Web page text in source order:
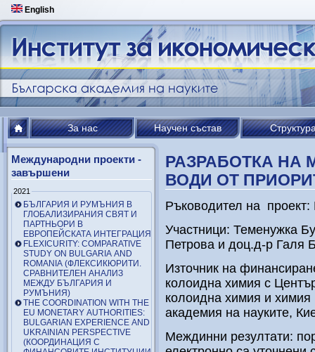
English
За нас Научен състав
Международни проекти -
завършени
2021
БЪЛГАРИЯ И РУМЪНИЯ В
ГЛОБАЛИЗИРАНИЯ СВЯТ И
ПАРТНЬОРИ В
ЕВРОПЕЙСКАТА ИНТЕГРАЦИЯ
FLEXICURITY: COMPARATIVE
STUDY ON BULGARIA AND
ROMANIA (ФЛЕКСИКЮРИТИ.
СРАВНИТЕЛЕН АНАЛИЗ
МЕЖДУ БЪЛГАРИЯ И
РУМЪНИЯ)
THE COORDINATION WITH THE
EU MONETARY AUTHORITIES:
BULGARIAN EXPERIENCE AND
UKRAINIAN PERSPECTIVE
(КООРДИНАЦИЯ С
РАЗРАБОТКА НА
ВОДИ ОТ
Ръководител на
Участници: Теменужка
Петрова и доц.д-р Галя
Източник на
колоидна химия с
колоидна химия и химия
академия на науките,
Междинни резултати: